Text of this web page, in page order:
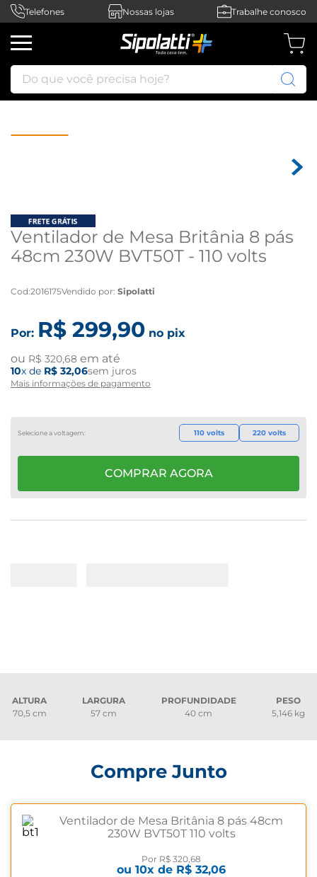
Telefones Nossas lojas Trabalhe conosco
Do que você precisa hoje?
Ventilador de Mesa Britânia 8 pás
48cm 230W BVT50T - 110 volts
Cod:2016175Vendido por: Sipolatti
Por: R$ 299,90 no pix
ou R$ 320,68 em até
10x de R$ 32,06sem juros
Mais informações de pagamento
110 volts 220 volts
COMPRAR AGORA
ALTURA
70,5 cm
LARGURA
57 cm
PROFUNDIDADE
40 cm
PESO
5,146 kg
Compre Junto
Ventilador de Mesa Britânia 8 pás 48cm
230W BVT50T 110 volts
Por R$ 320,68
ou10x de R$ 32,06